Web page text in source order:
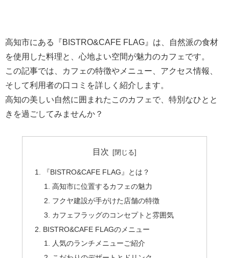
高知市にある『BISTRO&CAFE FLAG』は、自然派の食材
を使用した料理と、心地よい空間が魅力のカフェです。
この記事では、カフェの特徴やメニュー、アクセス情報、
そして利用者の口コミを詳しく紹介します。
高知の美しい自然に囲まれたこのカフェで、特別なひとと
きを過ごしてみませんか？
目次
『BISTRO&CAFE FLAG』とは？
高知市に位置するカフェの魅力
フクヤ建設が手がけた店舗の特徴
カフェフラッグのコンセプトと雰囲気
BISTRO&CAFE FLAGのメニュー
人気のランチメニューご紹介